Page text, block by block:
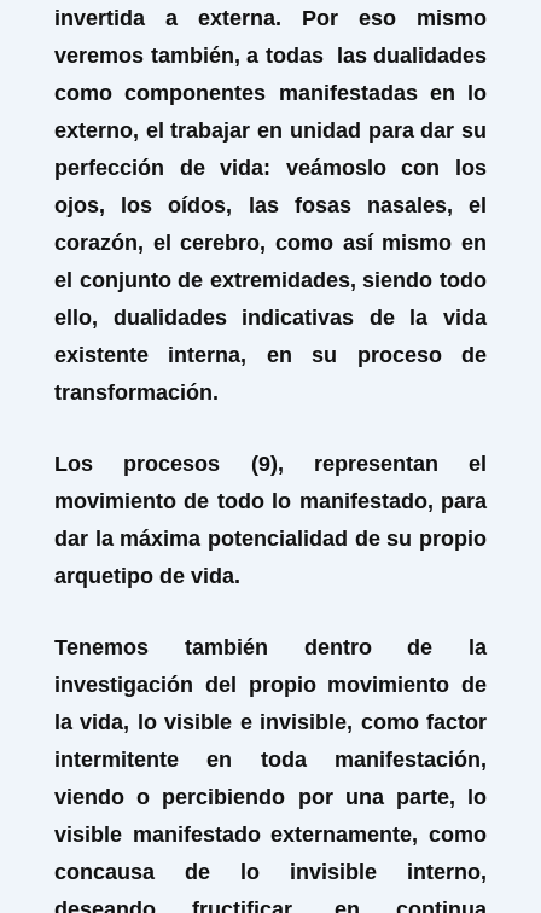
invertida a externa. Por eso mismo
veremos también, a todas las dualidades
como componentes manifestadas en lo
externo, el trabajar en unidad para dar su
perfección de vida: veámoslo con los
ojos, los oídos, las fosas nasales, el
corazón, el cerebro, como así mismo en
el conjunto de extremidades, siendo todo
ello, dualidades indicativas de la vida
existente interna, en su proceso de
transformación.
Los procesos (9), representan el
movimiento de todo lo manifestado, para
dar la máxima potencialidad de su propio
arquetipo de vida.
Tenemos también dentro de la
investigación del propio movimiento de
la vida, lo visible e invisible, como factor
intermitente en toda manifestación,
viendo o percibiendo por una parte, lo
visible manifestado externamente, como
concausa de lo invisible interno,